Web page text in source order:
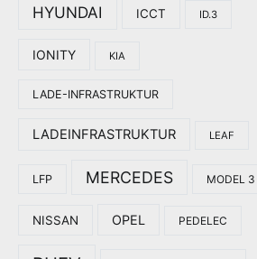
HYUNDAI ICCT ID.3
IONITY KIA
LADE-INFRASTRUKTUR
LADEINFRASTRUKTUR LEAF
LFP MERCEDES MODEL 3
NISSAN OPEL PEDELEC